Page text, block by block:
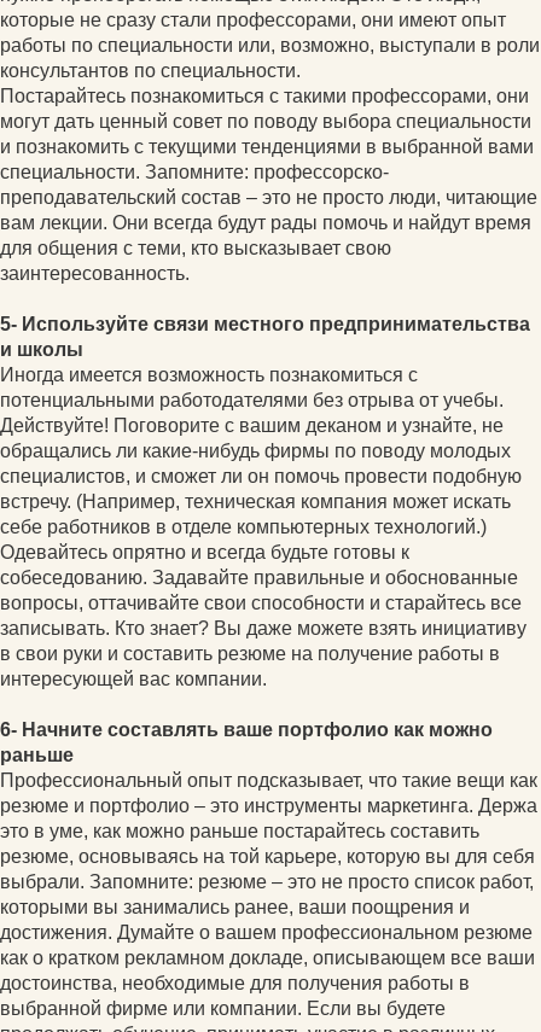
которые не сразу стали профессорами, они имеют опыт
работы по специальности или, возможно, выступали в роли
консультантов по специальности.
Постарайтесь познакомиться с такими профессорами, они
могут дать ценный совет по поводу выбора специальности
и познакомить с текущими тенденциями в выбранной вами
специальности. Запомните: профессорско-
преподавательский состав – это не просто люди, читающие
вам лекции. Они всегда будут рады помочь и найдут время
для общения с теми, кто высказывает свою
заинтересованность.
5- Используйте связи местного предпринимательства
и школы
Иногда имеется возможность познакомиться с
потенциальными работодателями без отрыва от учебы.
Действуйте! Поговорите с вашим деканом и узнайте, не
обращались ли какие-нибудь фирмы по поводу молодых
специалистов, и сможет ли он помочь провести подобную
встречу. (Например, техническая компания может искать
себе работников в отделе компьютерных технологий.)
Одевайтесь опрятно и всегда будьте готовы к
собеседованию. Задавайте правильные и обоснованные
вопросы, оттачивайте свои способности и старайтесь все
записывать. Кто знает? Вы даже можете взять инициативу
в свои руки и составить резюме на получение работы в
интересующей вас компании.
6- Начните составлять ваше портфолио как можно
раньше
Профессиональный опыт подсказывает, что такие вещи как
резюме и портфолио – это инструменты маркетинга. Держа
это в уме, как можно раньше постарайтесь составить
резюме, основываясь на той карьере, которую вы для себя
выбрали. Запомните: резюме – это не просто список работ,
которыми вы занимались ранее, ваши поощрения и
достижения. Думайте о вашем профессиональном резюме
как о кратком рекламном докладе, описывающем все ваши
достоинства, необходимые для получения работы в
выбранной фирме или компании. Если вы будете